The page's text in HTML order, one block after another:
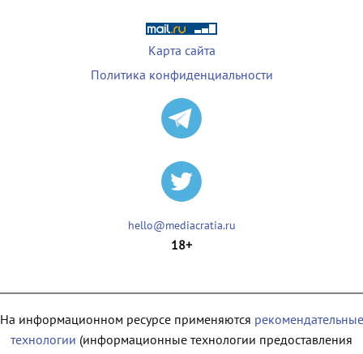
Карта сайта
Политика конфиденциальности
hello@mediacratia.ru
18+
На информационном ресурсе применяются рекомендательные
технологии (информационные технологии предоставления